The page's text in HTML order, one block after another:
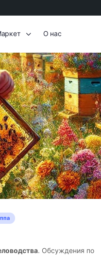
О нас
. Обсуждения по